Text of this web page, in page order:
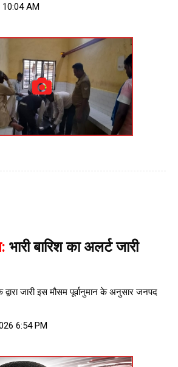
AM
भारी बारिश का अलर्ट जारी
जारी इस मौसम पूर्वानुमान के अनुसार जनपद
6:54 PM